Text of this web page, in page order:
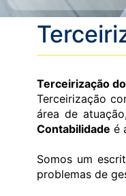
Terceirização
Terceirização
área de
Contabilidade é
Somos um
problemas de